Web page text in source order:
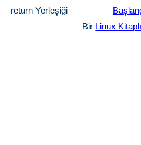
return Yerleşiği
Bir Linux